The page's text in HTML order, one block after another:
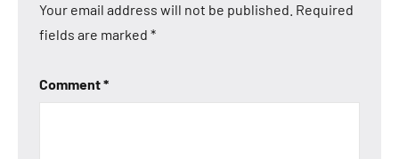
Your email address will not be published. Required
fields are marked *
Comment*